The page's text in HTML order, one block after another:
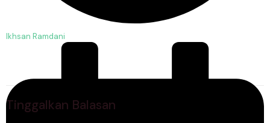
Ikhsan Ramdani
Tinggalkan Balasan